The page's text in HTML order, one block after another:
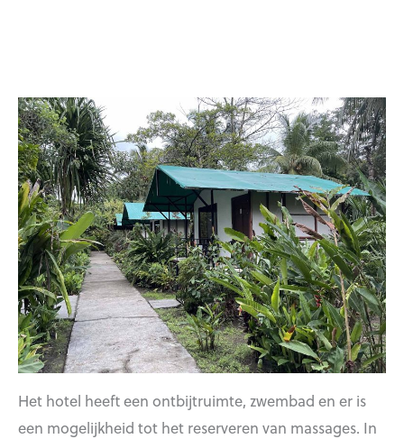
Het hotel heeft een ontbijtruimte, zwembad en er is
een mogelijkheid tot het reserveren van massages. In